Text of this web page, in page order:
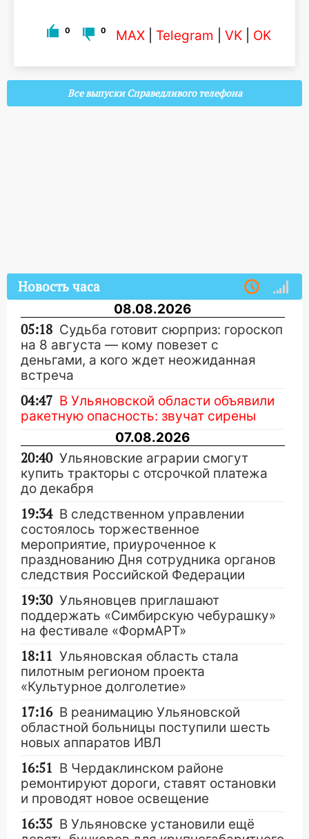
0 0 MAX Telegram VK OK
Все выпуски Справедливого телефона
Новость часа
08.08.2026
05:18 Судьба готовит сюрприз: гороскоп
на 8 августа — кому повезет с
деньгами, а кого ждет неожиданная
встреча
04:47 В Ульяновской области объявили
ракетную опасность: звучат сирены
07.08.2026
20:40 Ульяновские аграрии смогут
купить тракторы с отсрочкой платежа
до декабря
19:34 В следственном управлении
состоялось торжественное
мероприятие, приуроченное к
празднованию Дня сотрудника органов
следствия Российской Федерации
19:30 Ульяновцев приглашают
поддержать «Симбирскую чебурашку»
на фестивале «ФормАРТ»
18:11 Ульяновская область стала
пилотным регионом проекта
«Культурное долголетие»
17:16 В реанимацию Ульяновской
областной больницы поступили шесть
новых аппаратов ИВЛ
16:51 В Чердаклинском районе
ремонтируют дороги, ставят остановки
и проводят новое освещение
16:35 В Ульяновске установили ещё